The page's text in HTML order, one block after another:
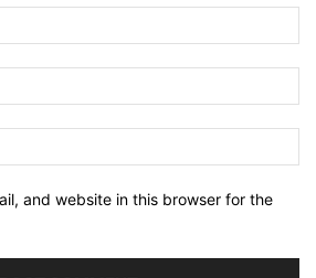
and website in this browser for the